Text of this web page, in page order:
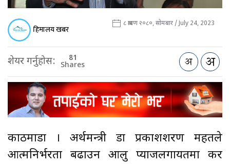
हिमालय खबर ८ श्रावण २०८०, सोमबार / July 24, 2023
शेयर गर्नुहोस: 81
Shares
काठमाडौँ । अर्थमन्त्री डा प्रकाशशरण महतले
आत्मनिर्भरता बढाउन आलु प्याजलगायतमा कर